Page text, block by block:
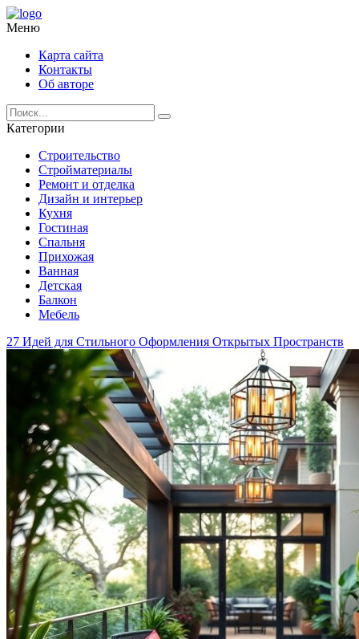
Меню
Карта сайта
Контакты
Об авторе
Категории
Строительство
Стройматериалы
Ремонт и отделка
Дизайн и интерьер
Кухня
Гостиная
Спальня
Прихожая
Ванная
Детская
Балкон
Мебель
27 Идей для Стильного Оформления Открытых Пространств